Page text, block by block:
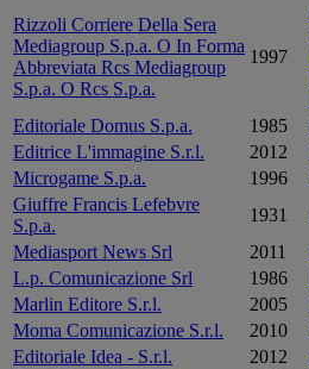
Rizzoli Corriere Della Sera
Mediagroup S.p.a. O In Forma
Abbreviata Rcs Mediagroup
S.p.a. O Rcs S.p.a.
1997
Editoriale Domus S.p.a.
1985
Editrice L'immagine S.r.l.
2012
Microgame S.p.a.
1996
Giuffre Francis Lefebvre
S.p.a.
1931
Mediasport News Srl
2011
L.p. Comunicazione Srl
1986
Marlin Editore S.r.l.
2005
Moma Comunicazione S.r.l.
2010
Editoriale Idea - S.r.l.
2012